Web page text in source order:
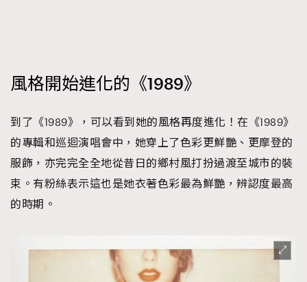
風格開始進化的《1989》
到了《1989》，可以看到她的風格再度進化！在《1989》
的專輯和巡迴演唱會中，她穿上了色彩更鮮艷、更摩登的
服飾，亦完完全全地從昔日的鄉村風打扮過渡至城市的裝
束。有粉絲表示這也是她衣著色彩最為鮮艷，辨認度最高
的時期。